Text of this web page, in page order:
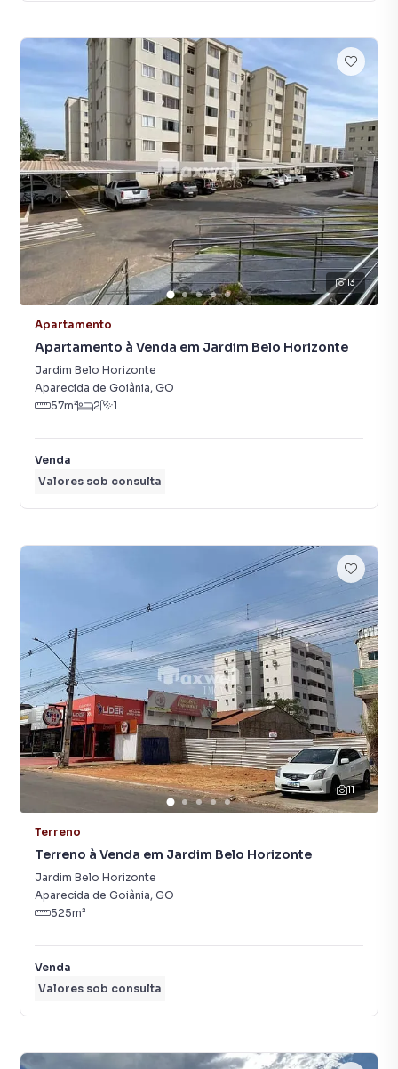
13
Apartamento
Apartamento à Venda em Jardim Belo Horizonte
Jardim Belo Horizonte
Aparecida de Goiânia, GO
57m² 2 1
Venda
Valores sob consulta
11
Terreno
Terreno à Venda em Jardim Belo Horizonte
Jardim Belo Horizonte
Aparecida de Goiânia, GO
525m²
Venda
Valores sob consulta